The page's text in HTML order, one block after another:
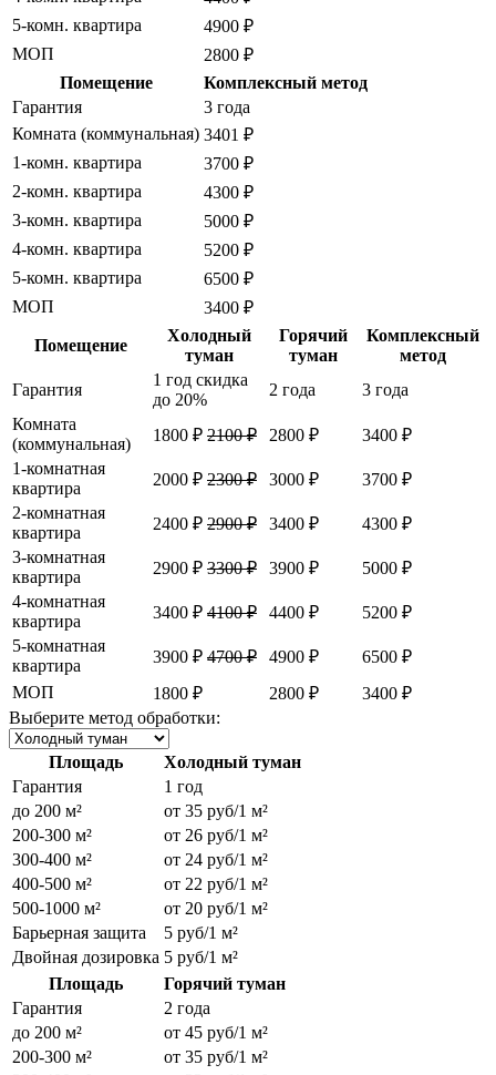
5-комн. квартира
4900 ₽
МОП
2800 ₽
Помещение
Комплексный метод
Гарантия
3 года
Комната (коммунальная) 3401 ₽
1-комн. квартира
3700 ₽
2-комн. квартира
4300 ₽
3-комн. квартира
5000 ₽
4-комн. квартира
5200 ₽
5-комн. квартира
6500 ₽
МОП
3400 ₽
Помещение
Холодный
туман
Горячий
туман
Комплексный
метод
Гарантия
1 год скидка
до 20%
2 года
3 года
Комната
(коммунальная)
1800 ₽ 2100 ₽ 2800 ₽
3400 ₽
1-комнатная
квартира
2000 ₽ 2300 ₽ 3000 ₽
3700 ₽
2-комнатная
квартира
2400 ₽ 2900 ₽ 3400 ₽
4300 ₽
3-комнатная
квартира
2900 ₽ 3300 ₽ 3900 ₽
5000 ₽
4-комнатная
квартира
3400 ₽ 4100 ₽ 4400 ₽
5200 ₽
5-комнатная
квартира
3900 ₽ 4700 ₽ 4900 ₽
6500 ₽
МОП
1800 ₽ 2800 ₽
3400 ₽
Выберите метод обработки:
Площадь
Холодный туман
Гарантия
1 год
до 200 м²
от 35 руб/1 м²
200-300 м²
от 26 руб/1 м²
300-400 м²
от 24 руб/1 м²
400-500 м²
от 22 руб/1 м²
500-1000 м²
от 20 руб/1 м²
Барьерная защита
5 руб/1 м²
Двойная дозировка 5 руб/1 м²
Площадь
Горячий туман
Гарантия
2 года
до 200 м²
от 45 руб/1 м²
200-300 м²
от 35 руб/1 м²